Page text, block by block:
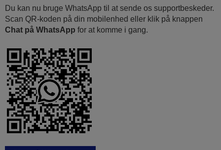
Du kan nu bruge WhatsApp til at sende os supportbeskeder.
Scan QR-koden på din mobilenhed eller klik på knappen
Chat på WhatsApp for at komme i gang.